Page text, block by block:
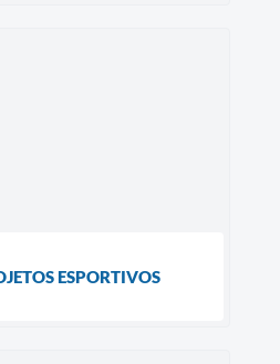
ESPORTIVOS